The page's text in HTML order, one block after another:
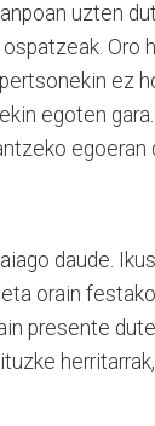
uzten
Oro
ez
egoten
daude.
orain
presente